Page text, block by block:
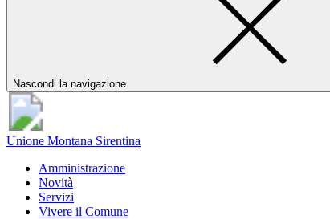
Nascondi la navigazione
Unione Montana Sirentina
Amministrazione
Novità
Servizi
Vivere il Comune